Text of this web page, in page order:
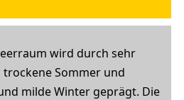
wird durch sehr
Sommer und
milde Winter geprägt. Die